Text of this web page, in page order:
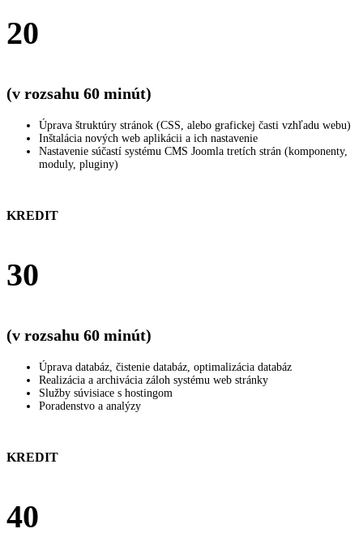
20
(v rozsahu 60 minút)
Úprava štruktúry stránok (CSS, alebo grafickej časti vzhľadu webu)
Inštalácia nových web aplikácii a ich nastavenie
Nastavenie súčastí systému CMS Joomla tretích strán (komponenty,
moduly, pluginy)
KREDIT
30
(v rozsahu 60 minút)
Úprava databáz, čistenie databáz, optimalizácia databáz
Realizácia a archivácia záloh systému web stránky
Služby súvisiace s hostingom
Poradenstvo a analýzy
KREDIT
40